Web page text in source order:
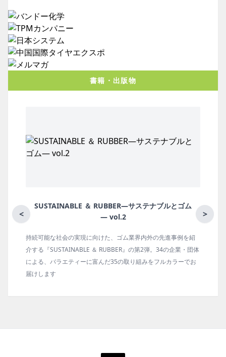
書籍・出版物
< >
SUSTAINABLE ＆ RUBBER―サステナブルとゴム
― vol.2
持続可能な社会の実現に向けた、ゴム業界内外の先進事例を紹
介する『SUSTAINABLE ＆ RUBBER』の第2弾。34の企業・団体
による、バラエティーに富んだ35の取り組みをフルカラーでお
届けします